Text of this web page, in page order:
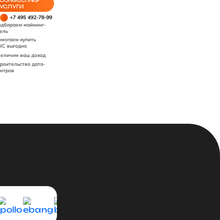
УСЛУГИ
майнинг-
купить
выгодно
ваш доход
дата-
+7 495 492-78-99